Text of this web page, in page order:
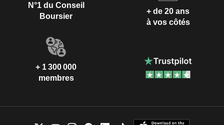
N°1 du Conseil
Boursier
+ de 20 ans
à vos côtés
+ 1 300 000
membres